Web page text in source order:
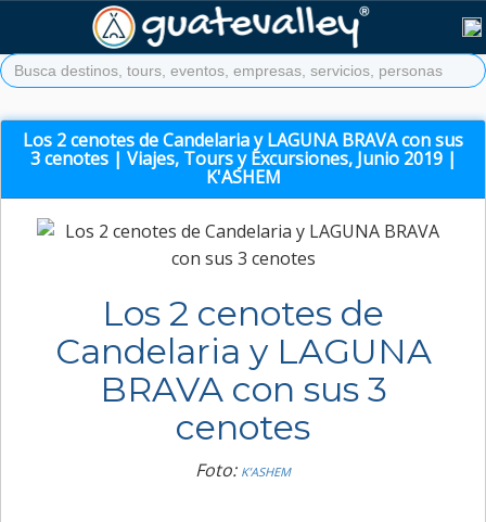
Los 2 cenotes de Candelaria y LAGUNA BRAVA con sus
3 cenotes | Viajes, Tours y Excursiones, Junio 2019 |
K'ASHEM
Los 2 cenotes de
Candelaria y LAGUNA
BRAVA con sus 3
cenotes
Foto: K’ASHEM